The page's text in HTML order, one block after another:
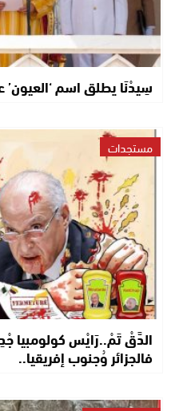
سِيدْنَا يطلق اسم
مستجدات
الدَّقْ تَمْ..رَايْس كولومبيا
فالجزائر وُجنوب إفريقيا..